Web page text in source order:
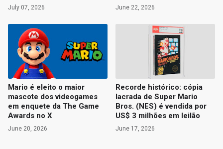
July 07, 2026 June 22, 2026
Mario é eleito o maior
mascote dos videogames
em enquete da The Game
Awards no X
June 20, 2026
Recorde histórico: cópia
lacrada de Super Mario
Bros. (NES) é vendida por
US$ 3 milhões em leilão
June 17, 2026